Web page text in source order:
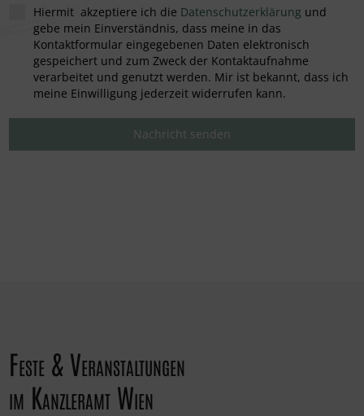
Hiermit akzeptiere ich die Datenschutzerklärung und
gebe mein Einverständnis, dass meine in das
Kontaktformular eingegebenen Daten elektronisch
gespeichert und zum Zweck der Kontaktaufnahme
verarbeitet und genutzt werden. Mir ist bekannt, dass ich
meine Einwilligung jederzeit widerrufen kann.
Nachricht senden
Feste & Veranstaltungen
im Kanzleramt Wien